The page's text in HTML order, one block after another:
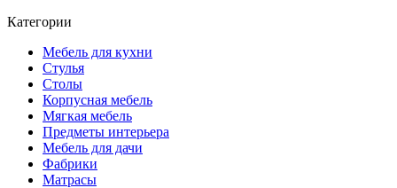
Категории
Мебель для кухни
Стулья
Столы
Корпусная мебель
Мягкая мебель
Предметы интерьера
Мебель для дачи
Фабрики
Матраcы